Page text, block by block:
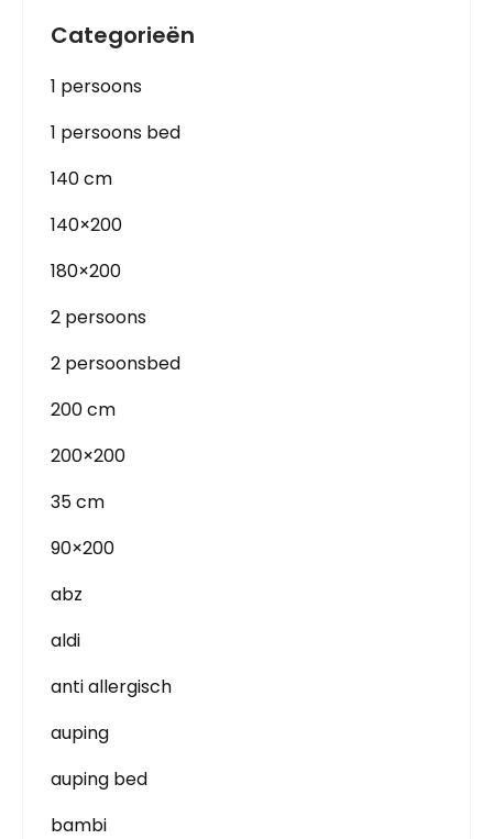
Categorieën
1 persoons
1 persoons bed
140 cm
140×200
180×200
2 persoons
2 persoonsbed
200 cm
200×200
35 cm
90×200
abz
aldi
anti allergisch
auping
auping bed
bambi